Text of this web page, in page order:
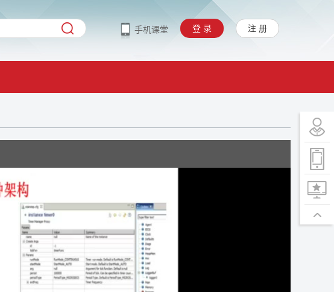
手机课堂 登 录 注 册